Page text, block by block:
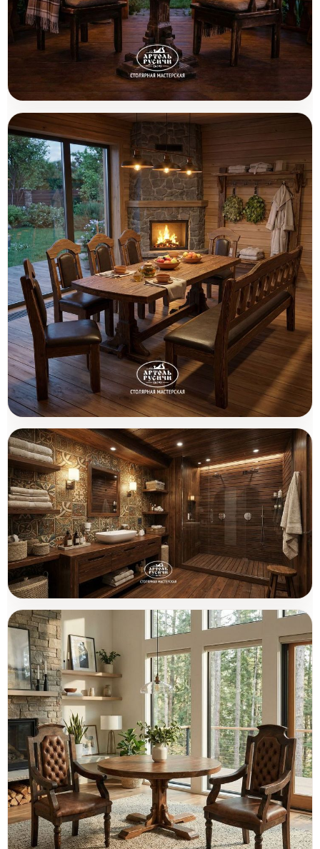
Деревянная уличная мебель из
массива дерева
Комплект мебели из массива
северной сосны с мягкой обивкой
Товары (1)
Мебель из массива дерева и
декоративные панели для ванны
Товары (6)